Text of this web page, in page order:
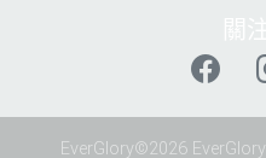
EverGlory©2026